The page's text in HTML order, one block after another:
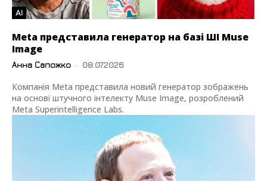
AI
Meta представила генератор на базі ШІ Muse
Image
Анна Сапожко - 08.07.2026
Компанія Meta представила новий генератор зображень
на основі штучного інтелекту Muse Image, розроблений
Meta Superintelligence Labs.